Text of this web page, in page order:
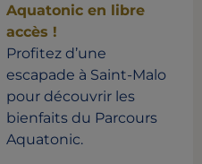
Aquatonic en libre
accès !
Profitez d’une
escapade à Saint-Malo
pour découvrir les
bienfaits du Parcours
Aquatonic.